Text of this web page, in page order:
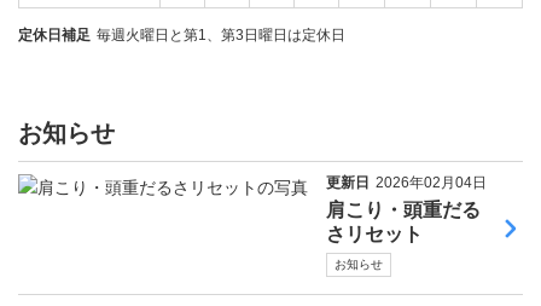
定休日補足 毎週火曜日と第1、第3日曜日は定休日
お知らせ
更新日 2026年02月04日
肩こり・頭重だる
さリセット
お知らせ